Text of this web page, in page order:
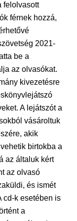
felolvasott
férnek hozzá,
2021-
be a
az olvasókat.
kivezetésre
A lejátszót a
vásároltuk
akik
birtokba a
az általuk kért
az olvasó
és ismét
cd-k esetében is
a